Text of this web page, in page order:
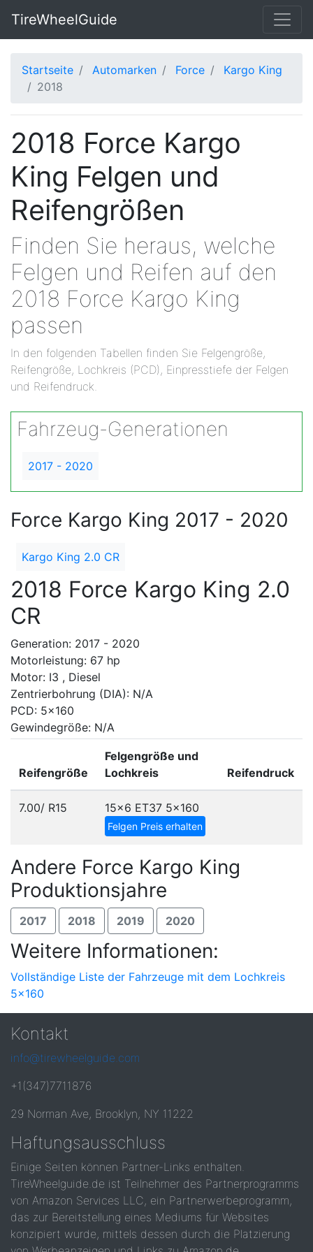
TireWheelGuide
Startseite Automarken Force
Kargo King
2018
2018 Force Kargo
King Felgen und
Reifengrößen
Finden Sie heraus, welche
Felgen und Reifen auf den
2018 Force Kargo King
passen
In den folgenden Tabellen finden Sie Felgengröße,
Reifengröße, Lochkreis (PCD), Einpresstiefe der Felgen
und Reifendruck.
Fahrzeug-Generationen
2017 - 2020
Force Kargo King 2017 - 2020
Kargo King 2.0 CR
2018 Force Kargo King 2.0
CR
Generation: 2017 - 2020
Motorleistung: 67 hp
Motor: I3 , Diesel
Zentrierbohrung (DIA): N/A
PCD: 5x160
Gewindegröße: N/A
Reifengröße
Felgengröße und
Lochkreis
Reifendruck
7.00/ R15 15x6 ET37 5x160
Felgen Preis erhalten
Andere Force Kargo King
Produktionsjahre
2017 2018 2019 2020
Weitere Informationen:
Vollständige Liste der Fahrzeuge mit dem Lochkreis
5x160
Kontakt
info@tirewheelguide.com
+1(347)7711876
29 Norman Ave, Brooklyn, NY 11222
Haftungsausschluss
Einige Seiten können Partner-Links enthalten.
TireWheelguide.de ist Teilnehmer des Partnerprogramms
von Amazon Services LLC, ein Partnerwerbeprogramm,
das zur Bereitstellung eines Mediums für Websites
konzipiert wurde, mittels dessen durch die Platzierung